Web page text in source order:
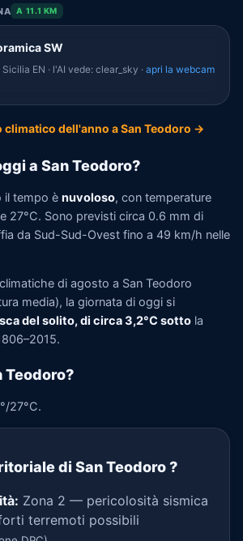
A 11.1 KM
SW
Sicilia EN · l'AI vede: clear_sky · apri la webcam
climatico dell'anno a San Teodoro →
a San Teodoro?
il tempo è nuvoloso, con temperature
27°C. Sono previsti circa 0.6 mm di
da Sud-Sud-Ovest fino a 49 km/h nelle
di agosto a San Teodoro
media), la giornata di oggi si
del solito, di circa 3,2°C sotto la
Teodoro?
27°C.
di San Teodoro?
Zona 2 — pericolosità sismica
terremoti possibili